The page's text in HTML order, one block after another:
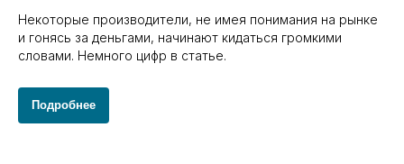
Некоторые производители, не имея понимания на рынке
и гонясь за деньгами, начинают кидаться громкими
словами. Немного цифр в статье.
Подробнее